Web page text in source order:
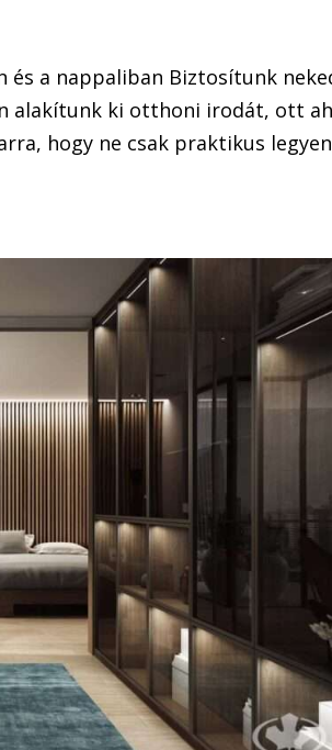
és a nappaliban Biztosítunk
alakítunk ki otthoni irodát, ott
hogy ne csak praktikus